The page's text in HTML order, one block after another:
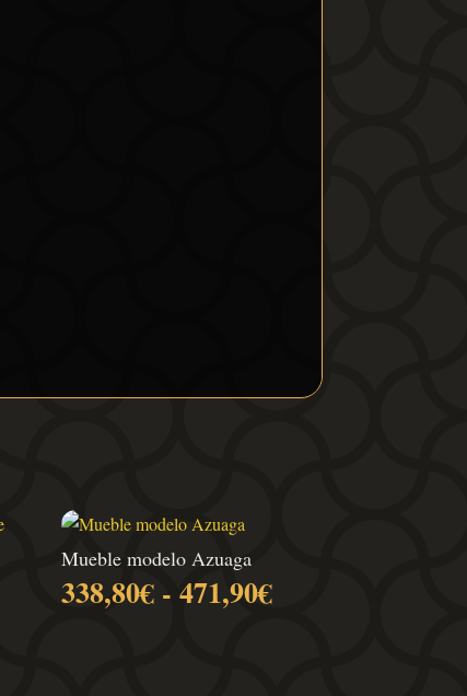
Mueble modelo Azuaga
338,80€ - 471,90€Rango